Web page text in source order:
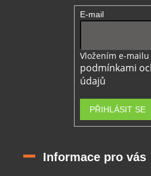
E-mail
Vložením e-
podmínkami
údajů
PŘIHLÁSIT SE
Informace pro vás